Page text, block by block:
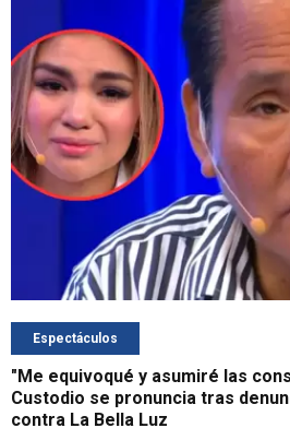
Espectáculos
"Me equivoqué y asumiré las
Custodio se pronuncia tras
contra La Bella Luz